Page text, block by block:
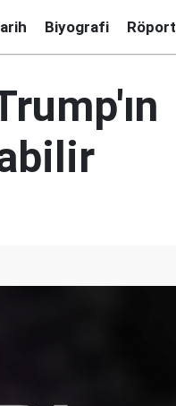
Biyografi